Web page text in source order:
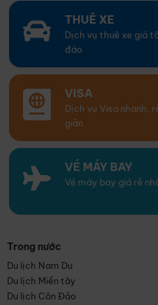
THUÊ XE
Dịch vụ thuê xe giá
đáo
VISA
Dịch vụ Visa nhanh,
giản
VÉ MÁY BAY
Vé máy bay giá rẻ
Trong nước
Du lịch Nam Du
Du lịch Miền tây
Du lịch Côn Đảo